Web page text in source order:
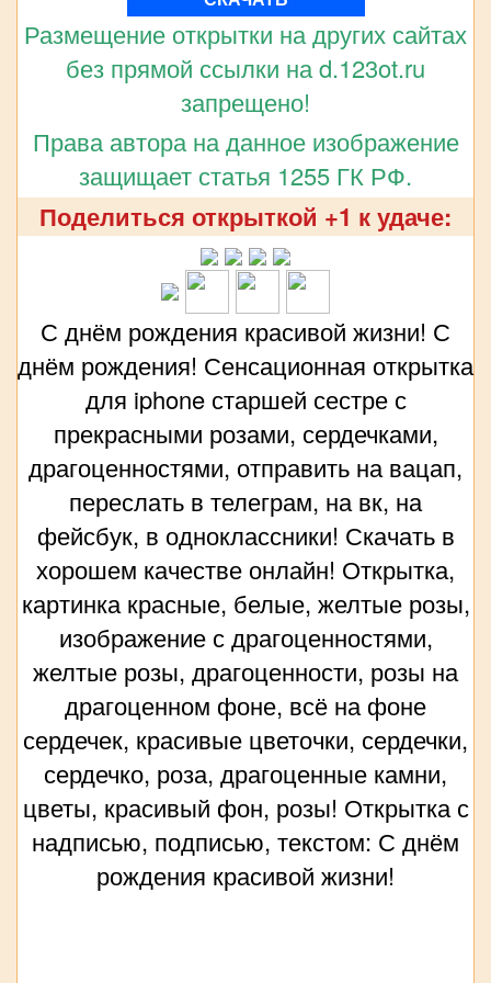
Размещение открытки на других сайтах
без прямой ссылки на d.123ot.ru
запрещено!
Права автора на данное изображение
защищает статья 1255 ГК РФ.
Поделиться открыткой +1 к удаче:
С днём рождения красивой жизни! С
днём рождения! Сенсационная открытка
для iphone старшей сестре с
прекрасными розами, сердечками,
драгоценностями, отправить на вацап,
переслать в телеграм, на вк, на
фейсбук, в одноклассники! Скачать в
хорошем качестве онлайн! Открытка,
картинка красные, белые, желтые розы,
изображение с драгоценностями,
желтые розы, драгоценности, розы на
драгоценном фоне, всё на фоне
сердечек, красивые цветочки, сердечки,
сердечко, роза, драгоценные камни,
цветы, красивый фон, розы! Открытка с
надписью, подписью, текстом: С днём
рождения красивой жизни!